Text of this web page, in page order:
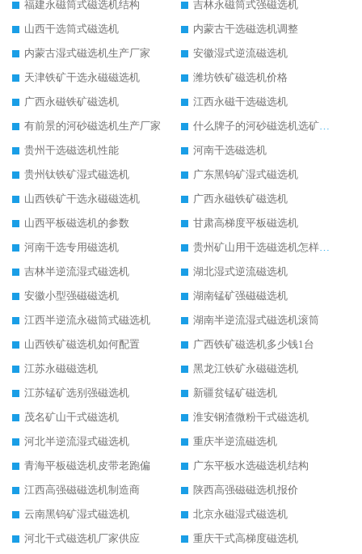
福建永磁筒式磁选机结构
吉林永磁筒式强磁选机
山西干选筒式磁选机
内蒙古干选磁选机调整
内蒙古湿式磁选机生产厂家
安徽湿式逆流磁选机
天津铁矿干选永磁磁选机
潍坊铁矿磁选机价格
广西永磁铁矿磁选机
江西永磁干选磁选机
有前景的河砂磁选机生产厂家
什么牌子的河砂磁选机选矿效果好
贵州干选磁选机性能
河南干选磁选机
贵州钛铁矿湿式磁选机
广东黑钨矿湿式磁选机
山西铁矿干选永磁磁选机
广西永磁铁矿磁选机
山西平板磁选机的参数
甘肃高梯度平板磁选机
河南干选专用磁选机
贵州矿山用干选磁选机怎样调磁
吉林半逆流湿式磁选机
湖北湿式逆流磁选机
安徽小型强磁磁选机
湖南锰矿强磁磁选机
江西半逆流永磁筒式磁选机
湖南半逆流湿式磁选机滚筒
山西铁矿磁选机如何配置
广西铁矿磁选机多少钱1台
江苏永磁磁选机
黑龙江铁矿永磁磁选机
江苏锰矿选别强磁选机
新疆贫锰矿磁选机
茂名矿山干式磁选机
淮安钢渣微粉干式磁选机
河北半逆流湿式磁选机
重庆半逆流磁选机
青海平板磁选机皮带老跑偏
广东平板水选磁选机结构
江西高强磁磁选机制造商
陕西高强磁磁选机报价
云南黑钨矿湿式磁选机
北京永磁湿式磁选机
河北干式磁选机厂家供应
重庆干式高梯度磁选机